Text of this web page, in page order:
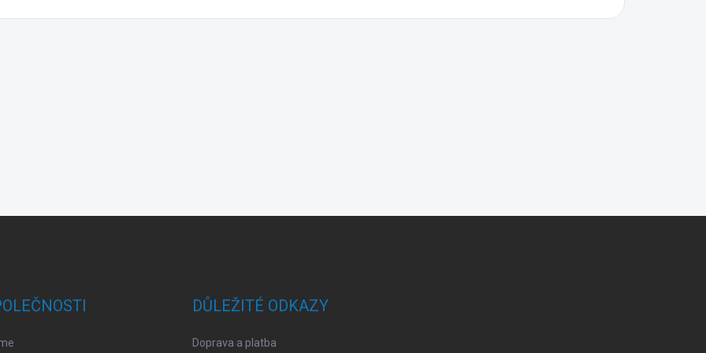
DŮLEŽITÉ ODKAZY
Doprava a platba